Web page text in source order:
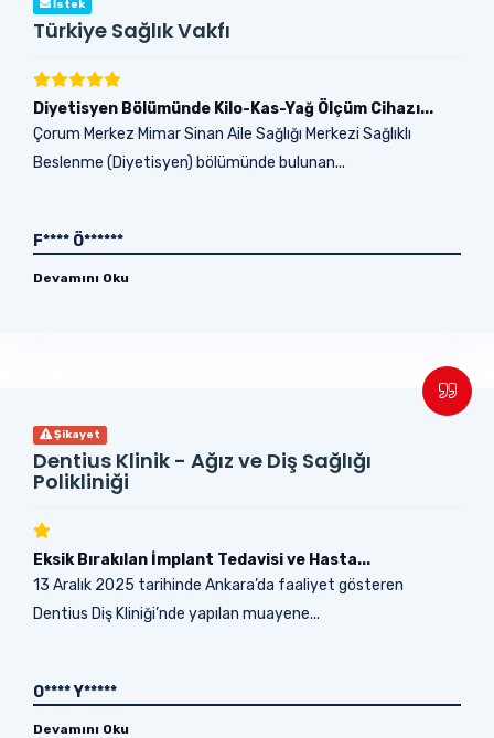
İstek
Türkiye Sağlık Vakfı
Diyetisyen Bölümünde Kilo-Kas-Yağ Ölçüm Cihazı...
Çorum Merkez Mimar Sinan Aile Sağlığı Merkezi Sağlıklı
Beslenme (Diyetisyen) bölümünde bulunan...
F**** Ö******
Devamını Oku
Şikayet
Dentius Klinik - Ağız ve Diş Sağlığı
Polikliniği
Eksik Bırakılan İmplant Tedavisi ve Hasta...
13 Aralık 2025 tarihinde Ankara’da faaliyet gösteren
Dentius Diş Kliniği’nde yapılan muayene...
O**** Y*****
Devamını Oku